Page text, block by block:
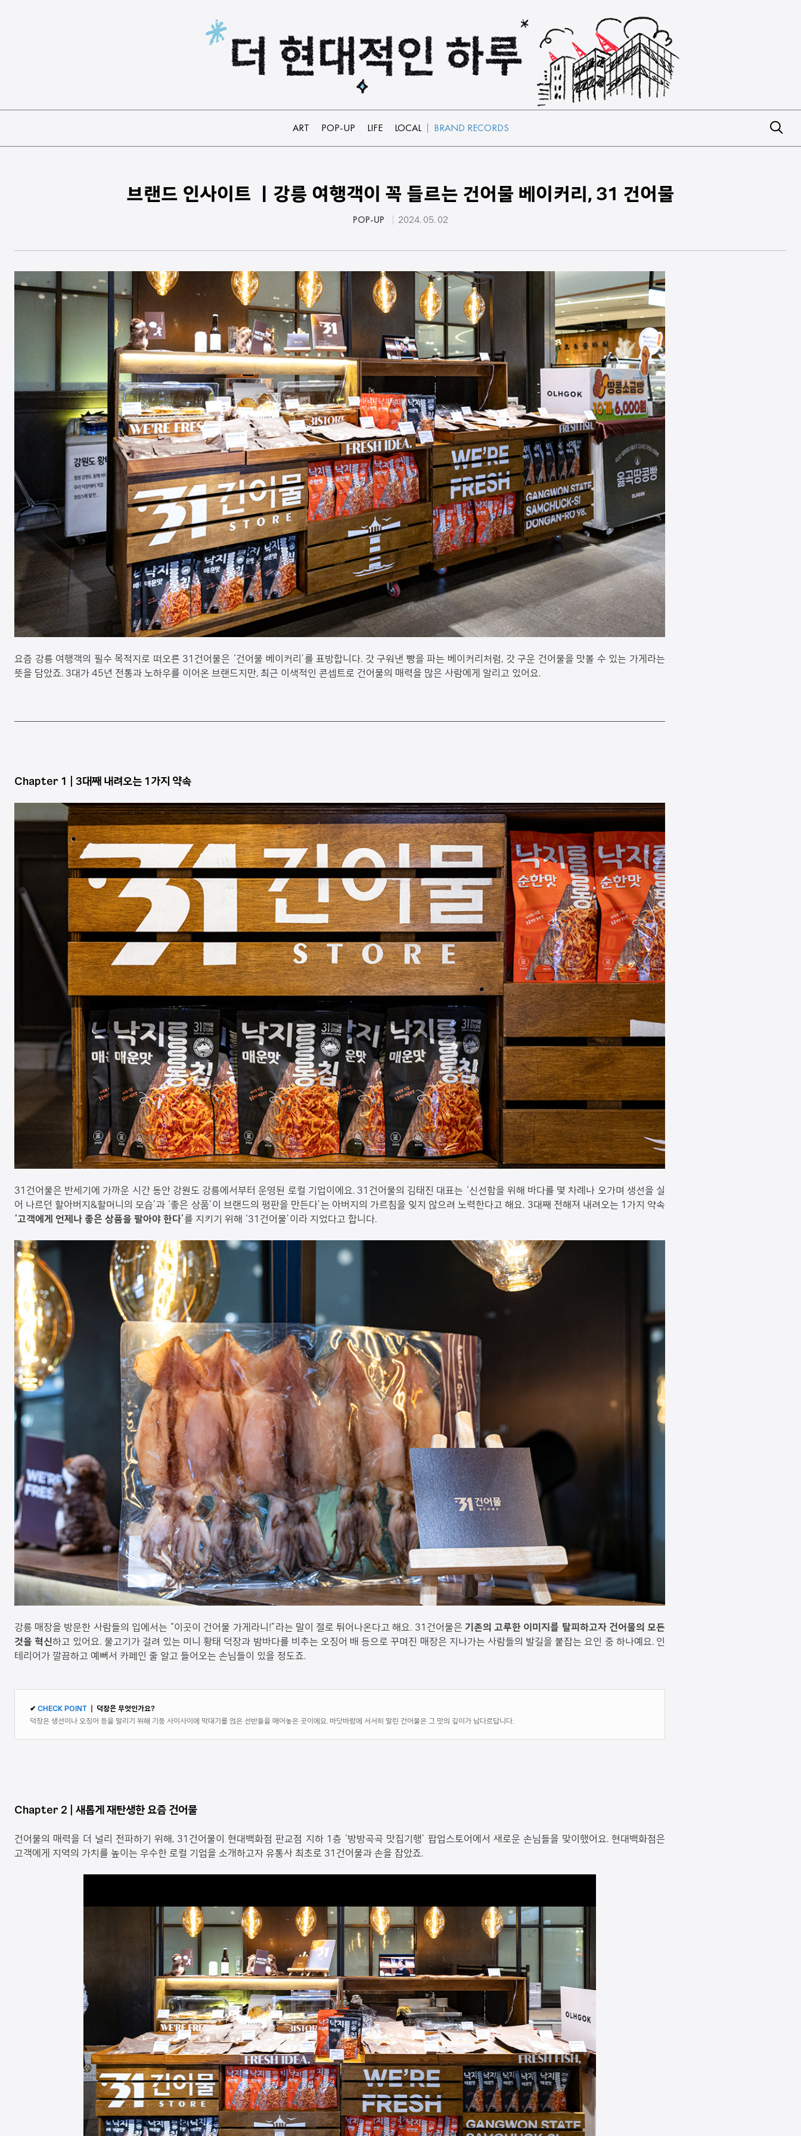
ART POP-UP LIFE LOCAL BRAND RECORDS
브랜드 인사이트 ㅣ강릉 여행객이 꼭 들르는 건어물 베이커리, 31 건어물
POP-UP 2024. 05. 02
요즘 강릉 여행객의 필수 목적지로 떠오른 31건어물은 ‘건어물 베이커리’를 표방합니다. 갓 구워낸 빵을 파는 베이커리처럼, 갓 구운 건어물을 맛볼 수 있는 가게라는
뜻을 담았죠. 3대가 45년 전통과 노하우를 이어온 브랜드지만, 최근 이색적인 콘셉트로 건어물의 매력을 많은 사람에게 알리고 있어요.
Chapter 1 | 3대째 내려오는 1가지 약속
31건어물은 반세기에 가까운 시간 동안 강원도 강릉에서부터 운영된 로컬 기업이에요. 31건어물의 김태진 대표는 ‘신선함을 위해 바다를 몇 차례나 오가며 생선을 실
어 나르던 할아버지&할머니의 모습’과 ‘좋은 상품’이 브랜드의 평판을 만든다’는 아버지의 가르침을 잊지 않으려 노력한다고 해요. 3대째 전해져 내려오는 1가지 약속
‘고객에게 언제나 좋은 상품을 팔아야 한다’를 지키기 위해 ‘31건어물’이라 지었다고 합니다.
강릉 매장을 방문한 사람들의 입에서는 “이곳이 건어물 가게라니!”라는 말이 절로 튀어나온다고 해요. 31건어물은 기존의 고루한 이미지를 탈피하고자 건어물의 모든
것을 혁신하고 있어요. 물고기가 걸려 있는 미니 황태 덕장과 밤바다를 비추는 오징어 배 등으로 꾸며진 매장은 지나가는 사람들의 발길을 붙잡는 요인 중 하나예요. 인
테리어가 깔끔하고 예뻐서 카페인 줄 알고 들어오는 손님들이 있을 정도죠.
✔︎ CHECK POINT
| 덕장은 무엇인가요?
덕장은 생선이나 오징어 등을 말리기 위해 기둥 사이사이에 막대기를 얹은 선반들을 매어놓은 곳이에요. 바닷바람에 서서히 말린 건어물은 그 맛의 깊이가 남다르답니다.
Chapter 2 | 새롭게 재탄생한 요즘 건어물
건어물의 매력을 더 널리 전파하기 위해, 31건어물이 현대백화점 판교점 지하 1층 ‘방방곡곡 맛집기행’ 팝업스토어에서 새로운 손님들을 맞이했어요. 현대백화점은
고객에게 지역의 가치를 높이는 우수한 로컬 기업을 소개하고자 유통사 최초로 31건어물과 손을 잡았죠.